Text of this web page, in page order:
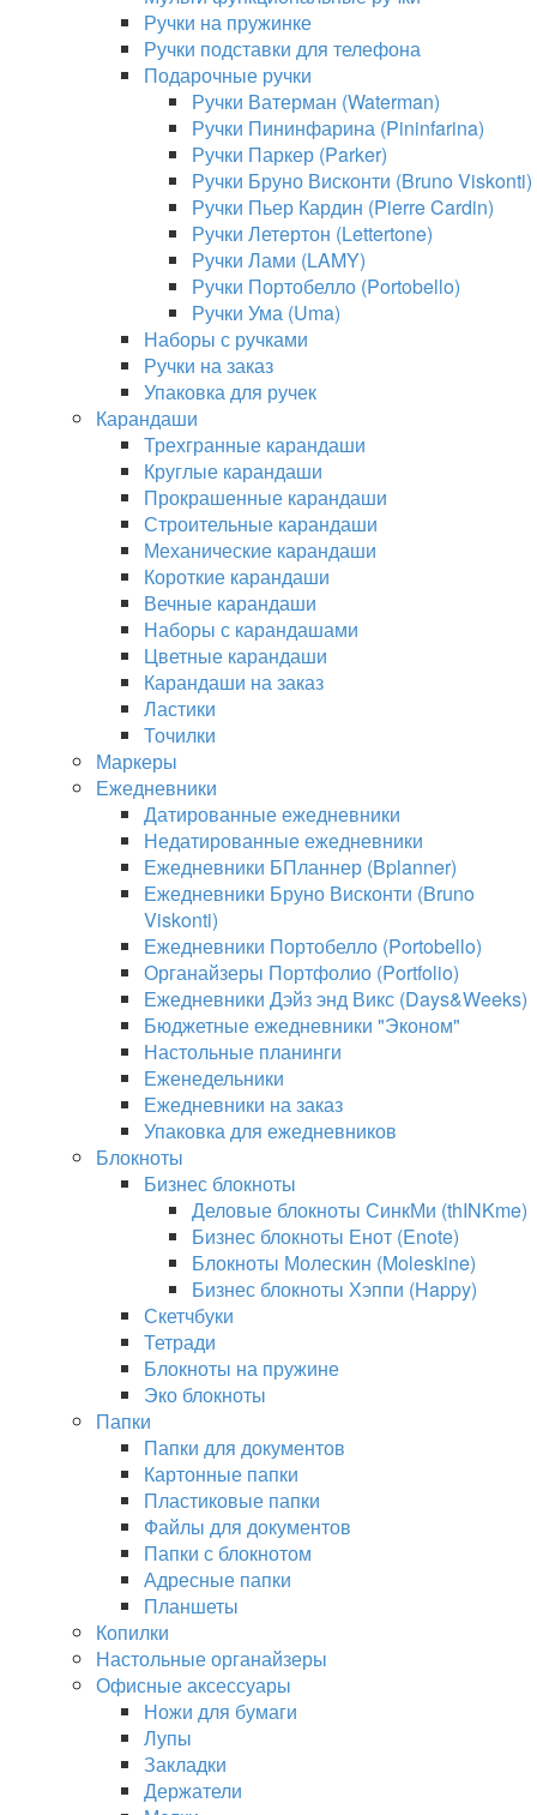
Ручки на пружинке
Ручки подставки для телефона
Подарочные ручки
Ручки Ватерман (Waterman)
Ручки Пининфарина (Pininfarina)
Ручки Паркер (Parker)
Ручки Бруно Висконти (Bruno Viskonti)
Ручки Пьер Кардин (Pierre Cardin)
Ручки Летертон (Lettertone)
Ручки Лами (LAMY)
Ручки Портобелло (Portobello)
Ручки Ума (Uma)
Наборы с ручками
Ручки на заказ
Упаковка для ручек
Карандаши
Трехгранные карандаши
Круглые карандаши
Прокрашенные карандаши
Строительные карандаши
Механические карандаши
Короткие карандаши
Вечные карандаши
Наборы с карандашами
Цветные карандаши
Карандаши на заказ
Ластики
Точилки
Маркеры
Ежедневники
Датированные ежедневники
Недатированные ежедневники
Ежедневники БПланнер (Bplanner)
Ежедневники Бруно Висконти (Bruno
Viskonti)
Ежедневники Портобелло (Portobello)
Органайзеры Портфолио (Portfolio)
Ежедневники Дэйз энд Викс (Days&Weeks)
Бюджетные ежедневники "Эконом"
Настольные планинги
Еженедельники
Ежедневники на заказ
Упаковка для ежедневников
Блокноты
Бизнес блокноты
Деловые блокноты СинкМи (thINKme)
Бизнес блокноты Енот (Enote)
Блокноты Молескин (Moleskine)
Бизнес блокноты Хэппи (Happy)
Скетчбуки
Тетради
Блокноты на пружине
Эко блокноты
Папки
Папки для документов
Картонные папки
Пластиковые папки
Файлы для документов
Папки с блокнотом
Адресные папки
Планшеты
Копилки
Настольные органайзеры
Офисные аксессуары
Ножи для бумаги
Лупы
Закладки
Держатели